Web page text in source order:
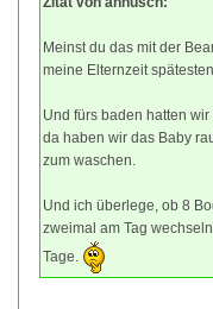
Meinst du das mit der
meine Elternzeit
Und fürs baden hatten
da haben wir das Baby
zum waschen.
Und ich überlege, ob 8
zweimal am Tag
Tage.